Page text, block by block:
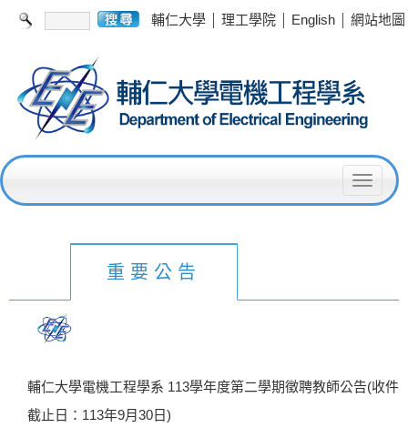
輔仁大學 | 理工學院 | English | 網站地圖
T
l
a
重要公告
輔仁大學電機工程學系 113學年度第二學期徵聘教師公告(收件
截止日：113年9月30日)